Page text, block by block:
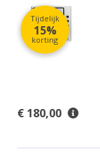
Tijdelijk
15%
korting
€ 180,00